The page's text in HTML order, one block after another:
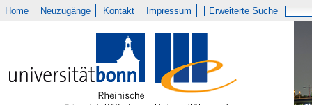
Home Neuzugänge Kontakt Impressum Erweiterte Suche